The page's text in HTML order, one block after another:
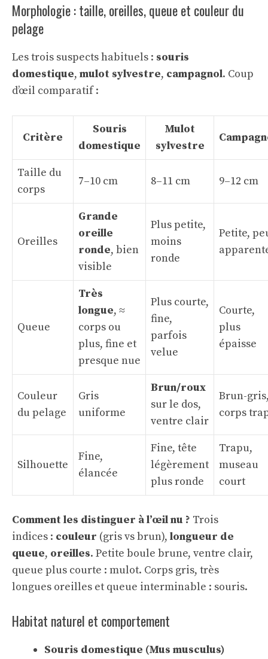
Morphologie : taille, oreilles, queue et couleur du
pelage
Les trois suspects habituels : souris
domestique, mulot sylvestre, campagnol. Coup
d’œil comparatif :
Critère
Souris
domestique
Mulot
sylvestre
Taille du
corps
7–10 cm 8–11 cm 9–12 cm
Oreilles
Grande
oreille
ronde, bien
visible
Plus petite,
moins
ronde
Petite,
Queue
Très
longue, ≈
corps ou
plus, fine et
presque nue
Plus courte,
fine,
parfois
velue
Courte,
plus
épaisse
Couleur
du pelage
Gris
uniforme
Brun/roux
sur le dos,
ventre clair
Brun-
corps
Silhouette
Fine,
élancée
Fine, tête
légèrement
plus ronde
Trapu,
museau
court
Comment les distinguer à l’œil nu ? Trois
indices : couleur (gris vs brun), longueur de
queue, oreilles. Petite boule brune, ventre clair,
queue plus courte : mulot. Corps gris, très
longues oreilles et queue interminable : souris.
Habitat naturel et comportement
Souris domestique (Mus musculus)